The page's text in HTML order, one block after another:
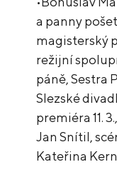
a panny
magisterský
režijní
páně, Sestra
Slezské
premiéra 11.
Jan Snítil,
Kateřina